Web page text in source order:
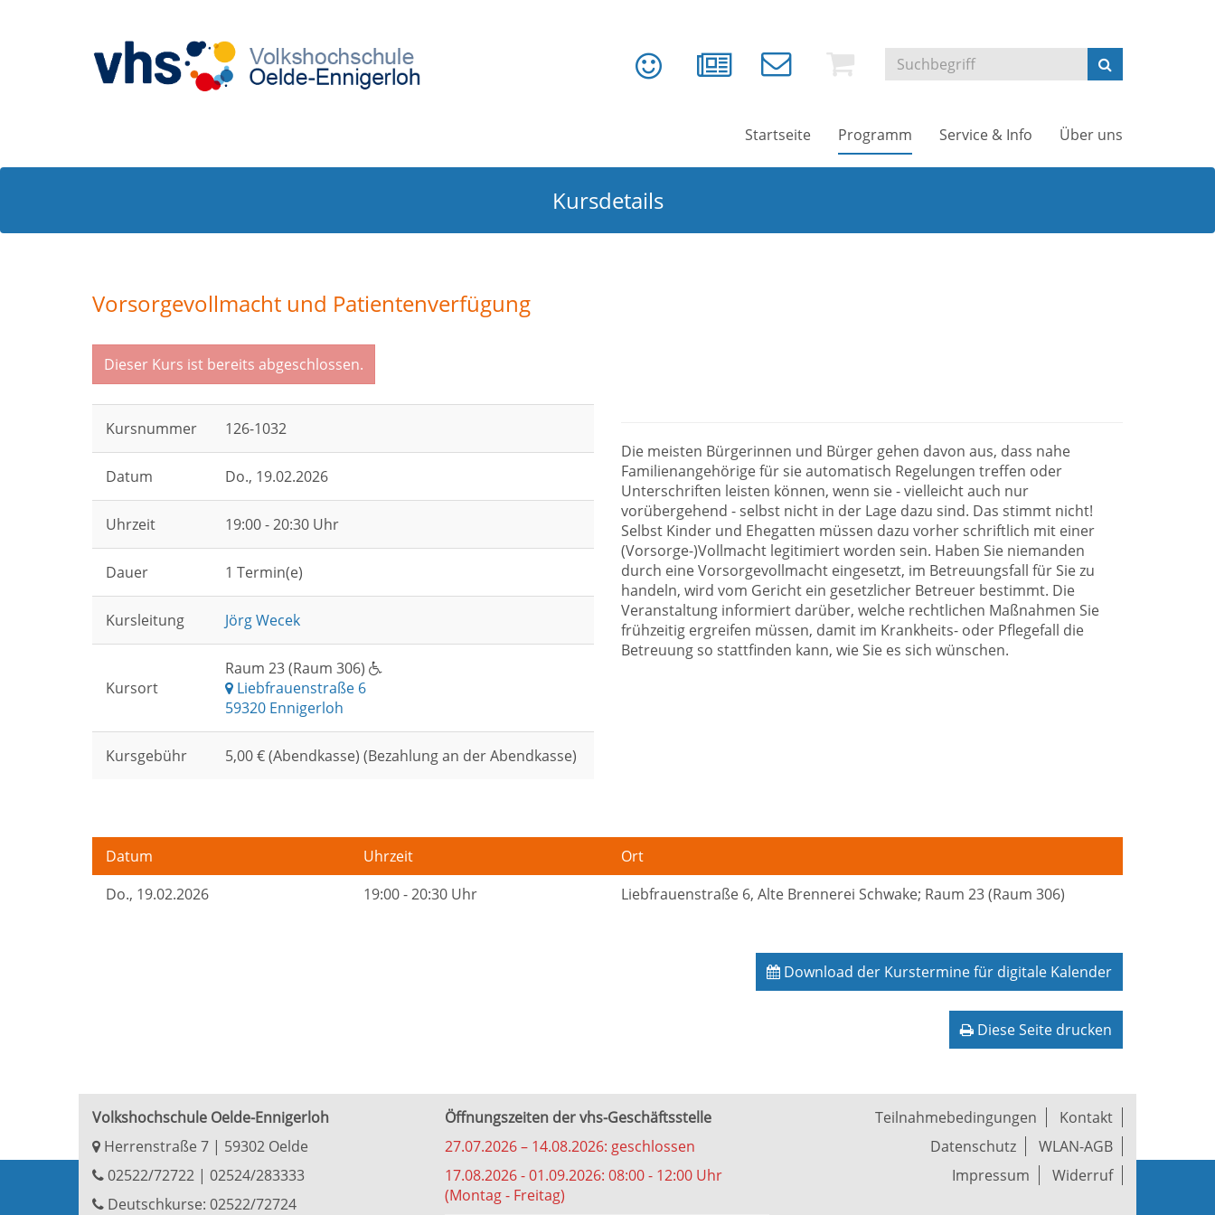
Startseite Programm Service & Info Über uns
Kursdetails
Vorsorgevollmacht und Patientenverfügung
Dieser Kurs ist bereits abgeschlossen.
Kursnummer 126-1032
Datum Do., 19.02.2026
Uhrzeit 19:00 - 20:30 Uhr
Dauer 1 Termin(e)
Kursleitung Jörg Wecek
Kursort
Raum 23 (Raum 306)
Liebfrauenstraße 6
59320 Ennigerloh
Kursgebühr 5,00 € (Abendkasse) (Bezahlung an der Abendkasse)
Die meisten Bürgerinnen und Bürger gehen davon aus, dass nahe
Familienangehörige für sie automatisch Regelungen treffen oder
Unterschriften leisten können, wenn sie - vielleicht auch nur
vorübergehend - selbst nicht in der Lage dazu sind. Das stimmt nicht!
Selbst Kinder und Ehegatten müssen dazu vorher schriftlich mit einer
(Vorsorge-)Vollmacht legitimiert worden sein. Haben Sie niemanden
durch eine Vorsorgevollmacht eingesetzt, im Betreuungsfall für Sie zu
handeln, wird vom Gericht ein gesetzlicher Betreuer bestimmt. Die
Veranstaltung informiert darüber, welche rechtlichen Maßnahmen Sie
frühzeitig ergreifen müssen, damit im Krankheits- oder Pflegefall die
Betreuung so stattfinden kann, wie Sie es sich wünschen.
Datum Uhrzeit
Ort
Do., 19.02.2026 19:00 - 20:30 Uhr Liebfrauenstraße 6, Alte Brennerei Schwake; Raum 23 (Raum 306)
Download der Kurstermine für digitale Kalender
Diese Seite drucken
Volkshochschule Oelde-Ennigerloh
Herrenstraße 7 | 59302 Oelde
02522/72722 | 02524/283333
Deutschkurse: 02522/72724
Öffnungszeiten der vhs-Geschäftsstelle
27.07.2026 – 14.08.2026: geschlossen
17.08.2026 - 01.09.2026: 08:00 - 12:00 Uhr
(Montag - Freitag)
Teilnahmebedingungen
Kontakt
Datenschutz
WLAN-AGB
Impressum
Widerruf